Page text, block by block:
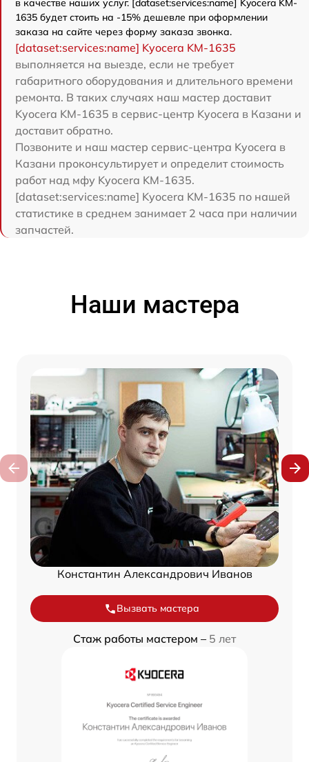
в качестве наших услуг. [dataset:services:name] Kyocera KM-
1635 будет стоить на -15% дешевле при оформлении
заказа на сайте через форму заказа звонка.
[dataset:services:name] Kyocera KM-1635
выполняется на выезде, если не требует
габаритного оборудования и длительного времени
ремонта. В таких случаях наш мастер доставит
Kyocera KM-1635 в сервис-центр Kyocera в Казани и
доставит обратно.
Позвоните и наш мастер сервис-центра Kyocera в
Казани проконсультирует и определит стоимость
работ над мфу Kyocera KM-1635.
[dataset:services:name] Kyocera KM-1635 по нашей
статистике в среднем занимает 2 часа при наличии
запчастей.
Наши мастера
Константин Александрович Иванов
Вызвать мастера
Стаж работы мастером – 5 лет